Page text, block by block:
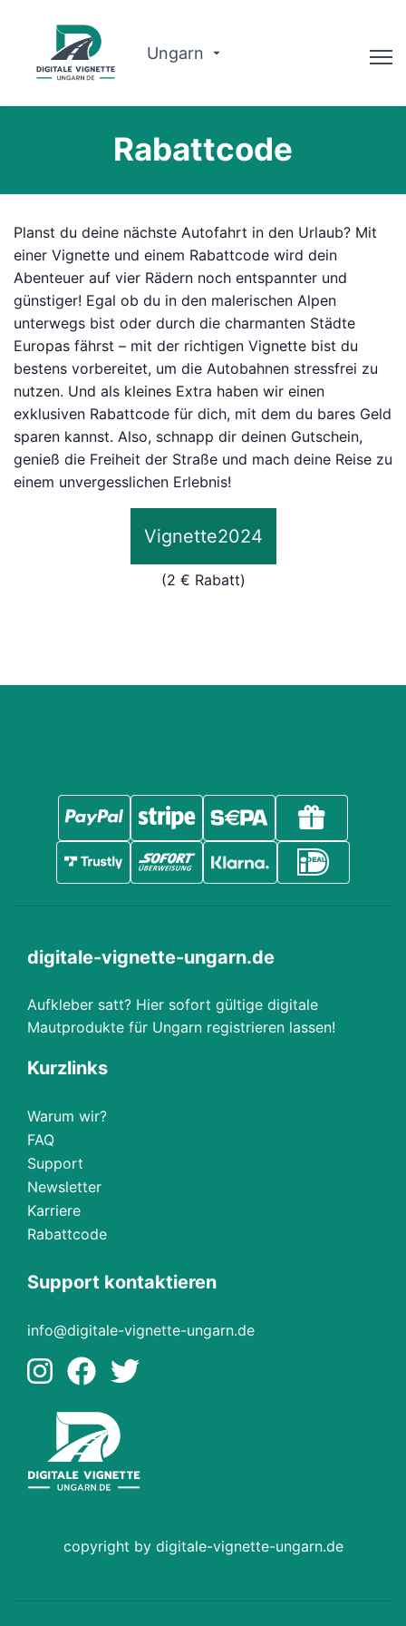
Ungarn
Deutsch
Vignette kaufen
Rabattcode
Planst du deine nächste Autofahrt in den Urlaub? Mit
einer Vignette und einem Rabattcode wird dein
Abenteuer auf vier Rädern noch entspannter und
günstiger! Egal ob du in den malerischen Alpen
unterwegs bist oder durch die charmanten Städte
Europas fährst – mit der richtigen Vignette bist du
bestens vorbereitet, um die Autobahnen stressfrei zu
nutzen. Und als kleines Extra haben wir einen
exklusiven Rabattcode für dich, mit dem du bares Geld
sparen kannst. Also, schnapp dir deinen Gutschein,
genieß die Freiheit der Straße und mach deine Reise zu
einem unvergesslichen Erlebnis!
Vignette2024
(2 € Rabatt)
digitale-vignette-ungarn.de
Aufkleber satt? Hier sofort gültige digitale
Mautprodukte für Ungarn registrieren lassen!
Kurzlinks
Warum wir?
FAQ
Support
Newsletter
Karriere
Rabattcode
Support kontaktieren
info@digitale-vignette-ungarn.de
copyright by digitale-vignette-ungarn.de